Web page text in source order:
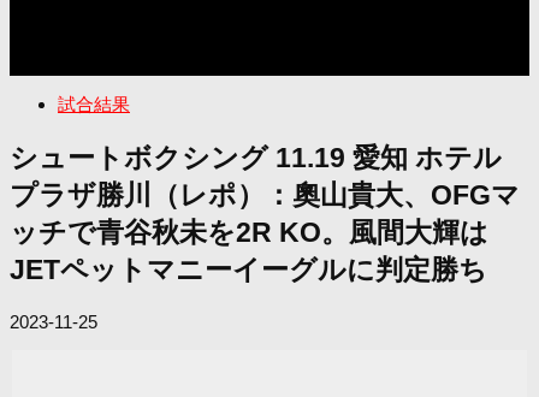
試合結果
シュートボクシング 11.19 愛知 ホテル
プラザ勝川（レポ）：奧山貴大、OFGマ
ッチで青谷秋未を2R KO。風間大輝は
JETペットマニーイーグルに判定勝ち
2023-11-25